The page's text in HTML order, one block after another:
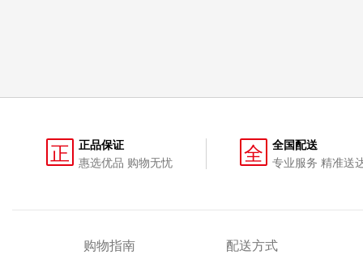
正
正品保证
惠选优品 购物无忧
全
全国配送
专业服务 精准送
购物指南 配送方式